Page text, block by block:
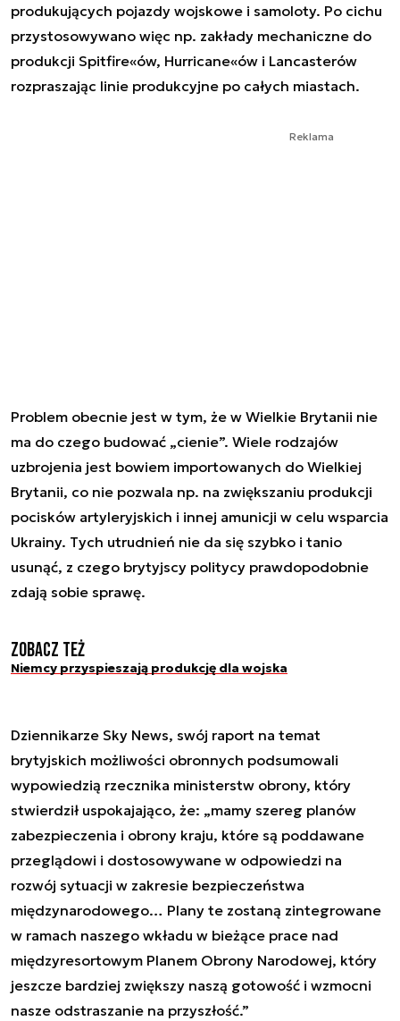
produkujących pojazdy wojskowe i samoloty. Po cichu
przystosowywano więc np. zakłady mechaniczne do
produkcji Spitfire«ów, Hurricane«ów i Lancasterów
rozpraszając linie produkcyjne po całych miastach.
Reklama
Problem obecnie jest w tym, że w Wielkie Brytanii nie
ma do czego budować „cienie”. Wiele rodzajów
uzbrojenia jest bowiem importowanych do Wielkiej
Brytanii, co nie pozwala np. na zwiększaniu produkcji
pocisków artyleryjskich i innej amunicji w celu wsparcia
Ukrainy. Tych utrudnień nie da się szybko i tanio
usunąć, z czego brytyjscy politycy prawdopodobnie
zdają sobie sprawę.
Zobacz też
Niemcy przyspieszają produkcję dla wojska
Dziennikarze Sky News, swój raport na temat
brytyjskich możliwości obronnych podsumowali
wypowiedzią rzecznika ministerstw obrony, który
stwierdził uspokajająco, że: „mamy szereg planów
zabezpieczenia i obrony kraju, które są poddawane
przeglądowi i dostosowywane w odpowiedzi na
rozwój sytuacji w zakresie bezpieczeństwa
międzynarodowego… Plany te zostaną zintegrowane
w ramach naszego wkładu w bieżące prace nad
międzyresortowym Planem Obrony Narodowej, który
jeszcze bardziej zwiększy naszą gotowość i wzmocni
nasze odstraszanie na przyszłość.”